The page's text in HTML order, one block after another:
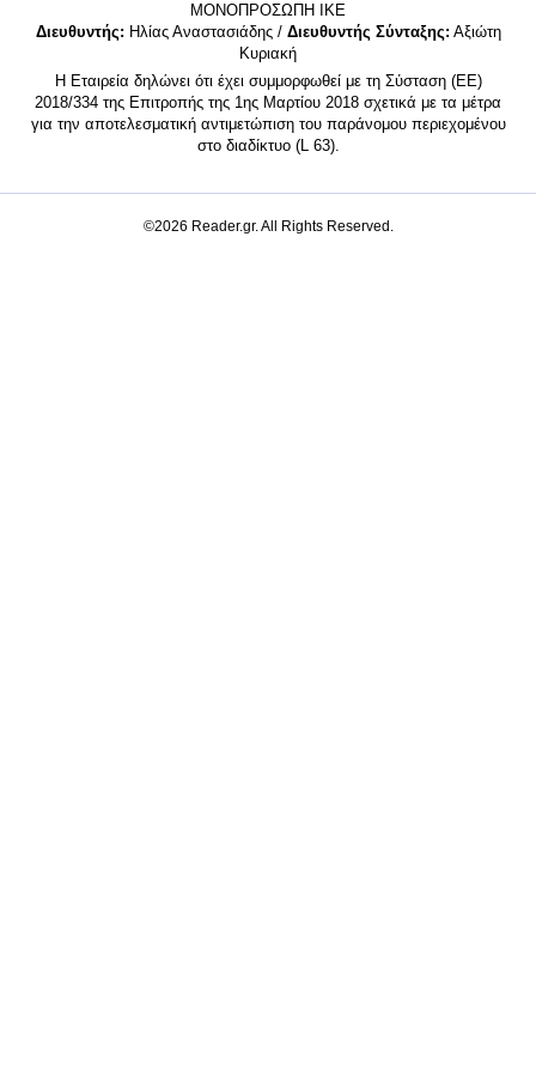
MONΟΠΡΟΣΩΠΗ ΙΚΕ
Διευθυντής: Ηλίας Αναστασιάδης / Διευθυντής Σύνταξης: Αξιώτη
Κυριακή
Η Εταιρεία δηλώνει ότι έχει συμμορφωθεί με τη Σύσταση (ΕΕ)
2018/334 της Επιτροπής της 1ης Μαρτίου 2018 σχετικά με τα μέτρα
για την αποτελεσματική αντιμετώπιση του παράνομου περιεχομένου
στο διαδίκτυο (L 63).
©2026 Reader.gr. All Rights Reserved.